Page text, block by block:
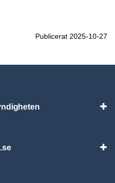
Publicerat 2025-10-27